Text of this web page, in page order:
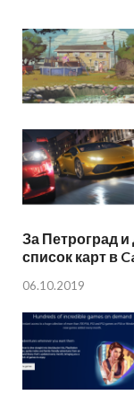
За Петроград
список карт в
06.10.2019